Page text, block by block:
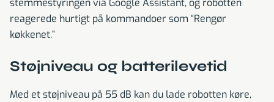
stemmestyringen via Google Assistant, og robotten
reagerede hurtigt på kommandoer som “Rengør
køkkenet.”
Støjniveau og batterilevetid
Med et støjniveau på 55 dB kan du lade robotten køre,